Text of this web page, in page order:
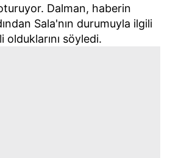
Dalman, haberin
Sala'nın durumuyla ilgili
olduklarını söyledi.